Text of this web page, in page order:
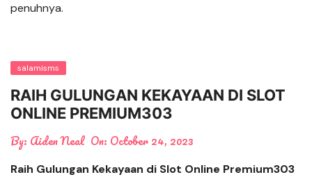
penuhnya.
salamisms
RAIH GULUNGAN KEKAYAAN DI SLOT
ONLINE PREMIUM303
By: Aiden Neal On: October 24, 2023
Raih Gulungan Kekayaan di Slot Online Premium303